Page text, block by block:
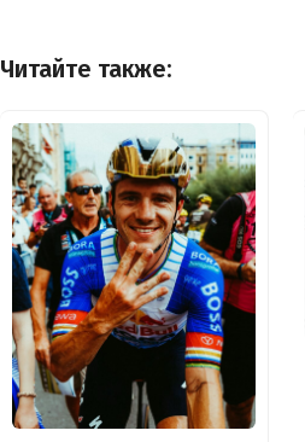
Читайте также: